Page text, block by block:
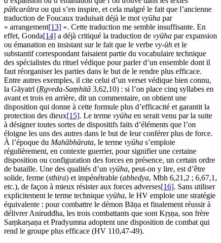
pāñcarātra ou qui s’en inspire, et cela malgré le fait que l’ancienne
traduction de Foucaux traduisait déjà le mot vyūha par
« arrangement[13] ». Cette traduction me semble insuffisante. En
effet, Gonda[14] a déjà critiqué la traduction de vyūha par expansion
ou émanation en insistant sur le fait que le verbe vy-ūh et le
substantif correspondant faisaient partie du vocabulaire technique
des spécialistes du rituel védique pour parler d’un ensemble dont il
faut réorganiser les parties dans le but de le rendre plus efficace.
Entre autres exemples, il cite celui d’un verset védique bien connu,
la Gāyatrī (Ṛgveda-Saṃhitā 3,62,10) : si l’on place cinq syllabes en
avant et trois en arrière, dit un commentaire, on obtient une
disposition qui donne à cette formule plus d’efficacité et garantit la
protection des dieux[15]. Le terme vyūha en serait venu par la suite
à désigner toutes sortes de dispositifs faits d’éléments que l’on
éloigne les uns des autres dans le but de leur conférer plus de force.
À l’époque du Mahābhārata, le terme vyūha s’emploie
régulièrement, en contexte guerrier, pour signifier une certaine
disposition ou configuration des forces en présence, un certain ordre
de bataille. Une des qualités d’un vyūha, peut-on y lire, est d’être
solide, ferme (sthira) et impénétrable (abhedya, Mbh 6,21,2 ; 6,67,1,
etc.), de façon à mieux résister aux forces adverses[16]. Sans utiliser
explicitement le terme technique vyūha, le HV emploie une stratégie
équivalente : pour combattre le démon Bāṇa et finalement réussir à
délivrer Aniruddha, les trois combattants que sont Kṛṣṇa, son frère
Saṃkarṣaṇa et Pradyumna adoptent une disposition de combat qui
rend le groupe plus efficace (HV 110,47-49).